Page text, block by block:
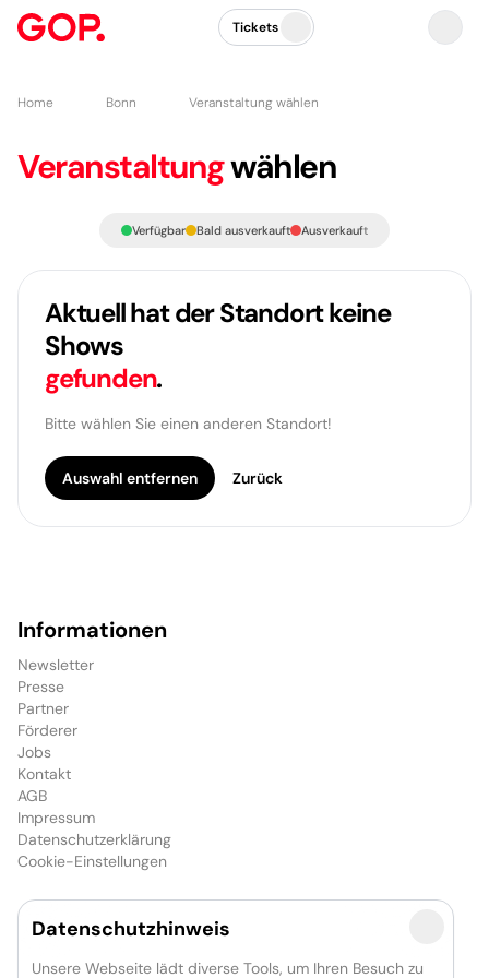
Tickets
Veranstaltung wählen
Bonn
Home
Veranstaltungwählen
Verfügbar Bald ausverkauft Ausverkauft
Aktuell hat der Standort keine
Shows
gefunden.
Bitte wählen Sie einen anderen Standort!
Auswahl entfernen Zurück
Informationen
Newsletter
Presse
Partner
Förderer
Jobs
Kontakt
AGB
Impressum
Datenschutzerklärung
Cookie-Einstellungen
Das Unternehmen
GOP Entertainment-Group
Datenschutzhinweis
Unsere Webseite lädt diverse Tools, um Ihren Besuch zu